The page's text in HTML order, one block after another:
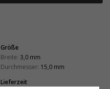
Größe
Breite: 3,0 mm
Durchmesser: 15,0 mm
Lieferzeit